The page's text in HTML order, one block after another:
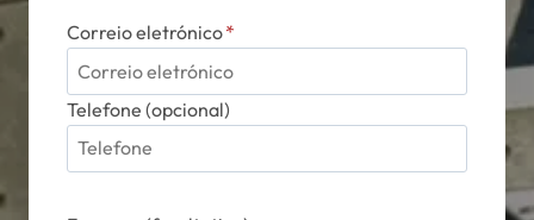
Correio eletrónico*
Telefone (opcional)